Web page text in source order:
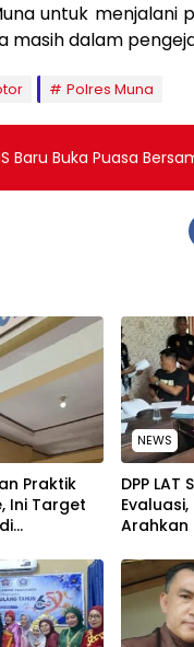
untuk menjalani
masih dalam
Polres Muna
Baru Buka Puasa
Praktik
Ini Target
NEWS
‎DPP
Arahkan